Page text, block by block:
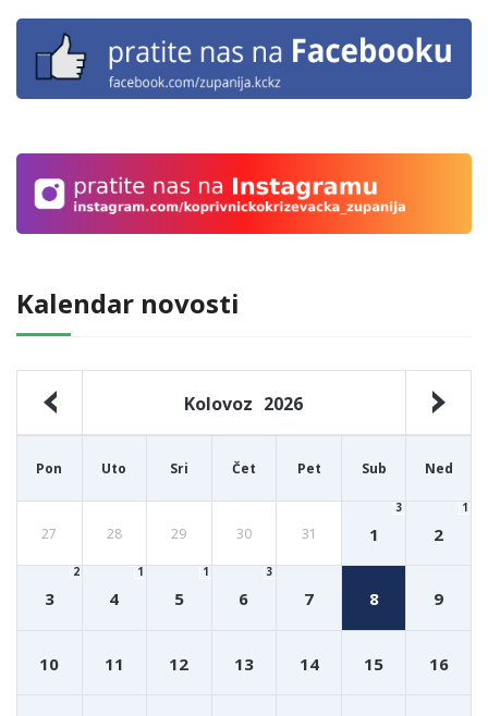
Kalendar novosti
Kolovoz 2026
Pon Uto Sri Čet Pet Sub Ned
27 28 29 30 31 1
3
2
1
3
2
4
1
5
1
6
3
7 8 9
10 11 12 13 14 15 16